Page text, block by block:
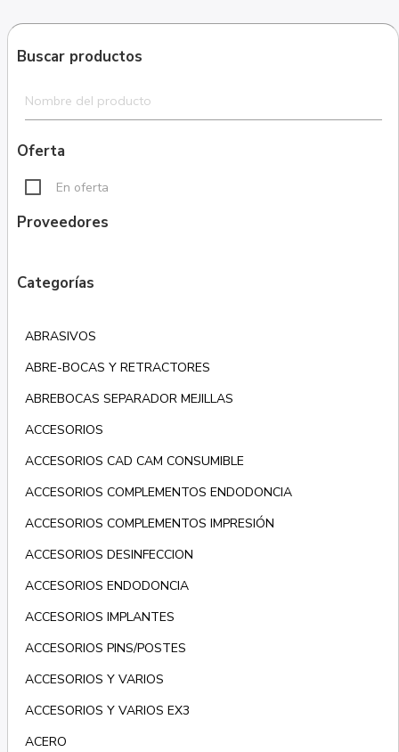
Buscar productos
Oferta
En oferta
Proveedores
Categorías
ABRASIVOS
ABRE-BOCAS Y RETRACTORES
ABREBOCAS SEPARADOR MEJILLAS
ACCESORIOS
ACCESORIOS CAD CAM CONSUMIBLE
ACCESORIOS COMPLEMENTOS ENDODONCIA
ACCESORIOS COMPLEMENTOS IMPRESIÓN
ACCESORIOS DESINFECCION
ACCESORIOS ENDODONCIA
ACCESORIOS IMPLANTES
ACCESORIOS PINS/POSTES
ACCESORIOS Y VARIOS
ACCESORIOS Y VARIOS EX3
ACERO